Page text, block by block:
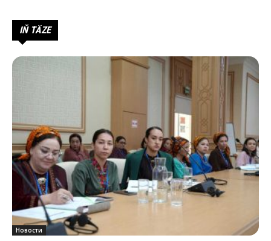
IŇ TÄZE
Новости